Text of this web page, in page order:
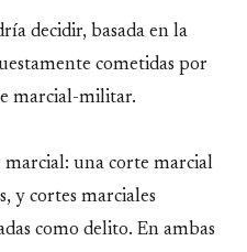
decidir, basada en la
cometidas por
marcial-militar.
marcial: una corte marcial
y cortes marciales
como delito. En ambas